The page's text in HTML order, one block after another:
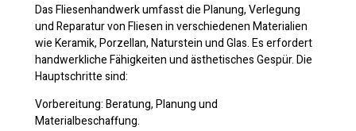
Das Fliesenhandwerk umfasst die Planung, Verlegung
und Reparatur von Fliesen in verschiedenen Materialien
wie Keramik, Porzellan, Naturstein und Glas. Es erfordert
handwerkliche Fähigkeiten und ästhetisches Gespür. Die
Hauptschritte sind:
Vorbereitung: Beratung, Planung und
Materialbeschaffung.